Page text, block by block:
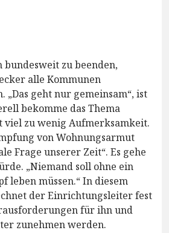
bundesweit zu beenden,
alle Kommunen
„Das geht nur gemeinsam“, ist
bekomme das Thema
viel zu wenig Aufmerksamkeit.
von Wohnungsarmut
Frage unserer Zeit“. Es gehe
„Niemand soll ohne ein
leben müssen.“ In diesem
der Einrichtungsleiter fest
für ihn und
zunehmen werden.